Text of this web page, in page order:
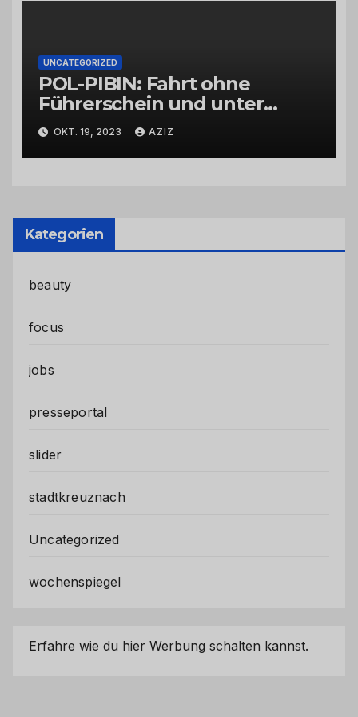
UNCATEGORIZED
POL-PIBIN: Fahrt ohne
Führerschein und unter
Einfluss von Drogen
OKT. 19, 2023 AZIZ
Kategorien
beauty
focus
jobs
presseportal
slider
stadtkreuznach
Uncategorized
wochenspiegel
Erfahre wie du hier Werbung schalten kannst.